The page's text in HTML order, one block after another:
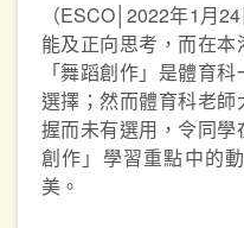
（ESCO│2022年1月
能及正向思考，而在本
「舞蹈創作」是體育
選擇；然而體育科老
握而未有選用，令同
創作」學習重點中的
美。